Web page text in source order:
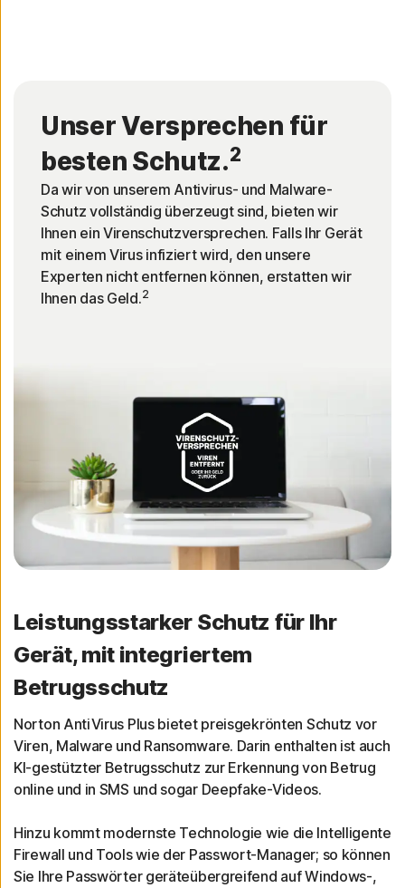
Unser Versprechen für
besten Schutz.2
Da wir von unserem Antivirus- und Malware-
Schutz vollständig überzeugt sind, bieten wir
Ihnen ein Virenschutzversprechen. Falls Ihr Gerät
mit einem Virus infiziert wird, den unsere
Experten nicht entfernen können, erstatten wir
Ihnen das Geld.2
Leistungsstarker Schutz für Ihr
Gerät, mit integriertem
Betrugsschutz
Norton AntiVirus Plus bietet preisgekrönten Schutz vor
Viren, Malware und Ransomware. Darin enthalten ist auch
KI-gestützter Betrugsschutz zur Erkennung von Betrug
online und in SMS und sogar Deepfake-Videos.
Hinzu kommt modernste Technologie wie die Intelligente
Firewall und Tools wie der Passwort-Manager; so können
Sie Ihre Passwörter geräteübergreifend auf Windows-,